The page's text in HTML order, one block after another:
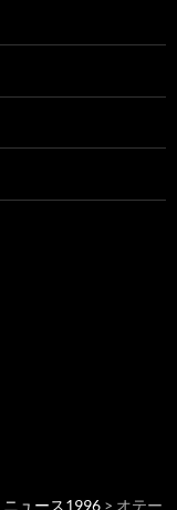
ニュース1996 > オテー